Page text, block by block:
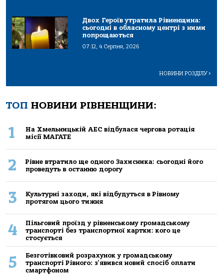
Двох Героїв утратила Рівненщина:
сьогодні в обласному центрі з ними
попрощаються
07:12, 4 Серпня, 2026
НОВИНИ РОЗДІЛУ>
ТОП НОВИНИ РІВНЕНЩИНИ:
1
На Хмельницькій АЕС відбулася чергова ротація
місії МАГАТЕ
2
Рівне втратило ще одного Захисника: сьогодні його
проведуть в останню дорогу
3
Культурні заходи, які відбудуться в Рівному
протягом цього тижня
4
Пільговий проїзд у рівненському громадському
транспорті без транспортної картки: кого це
стосується
5
Безготівковий розрахунок у громадському
транспорті Рівного: з'явився новий спосіб оплати
смартфоном